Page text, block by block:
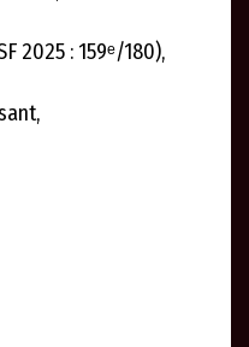
2025 : 159ᵉ/180),